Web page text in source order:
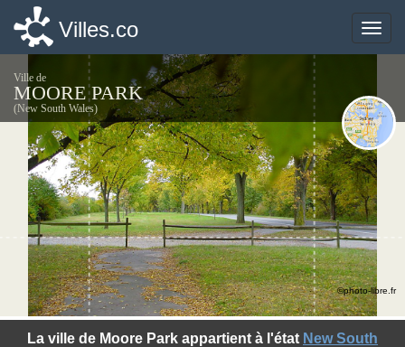
Toggle
Villes.co
Ville de
MOORE PARK
(New South Wales)
La ville de Moore Park appartient à l'état New South
©photo-libre.fr
Toggle
Villes.co